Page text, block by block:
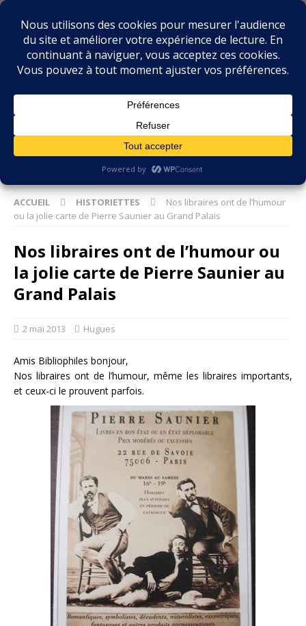
BIBLIOPHILIE.COM
LE BLOG DU BIBLIOPHILE, DES BIBLIOPHILES, DE LA
ACCUEIL HISTORIETTES
Nos libraires ont de l’humour
ou la jolie carte de Pierre Saunier au Grand Palais
Nos libraires ont de l’humour ou
la jolie carte de Pierre Saunier au
Grand Palais
2 mai 2013 Hugues
Amis Bibliophiles bonjour,
Nos libraires ont de l’humour, même les libraires importants,
et ceux-ci le prouvent parfois.